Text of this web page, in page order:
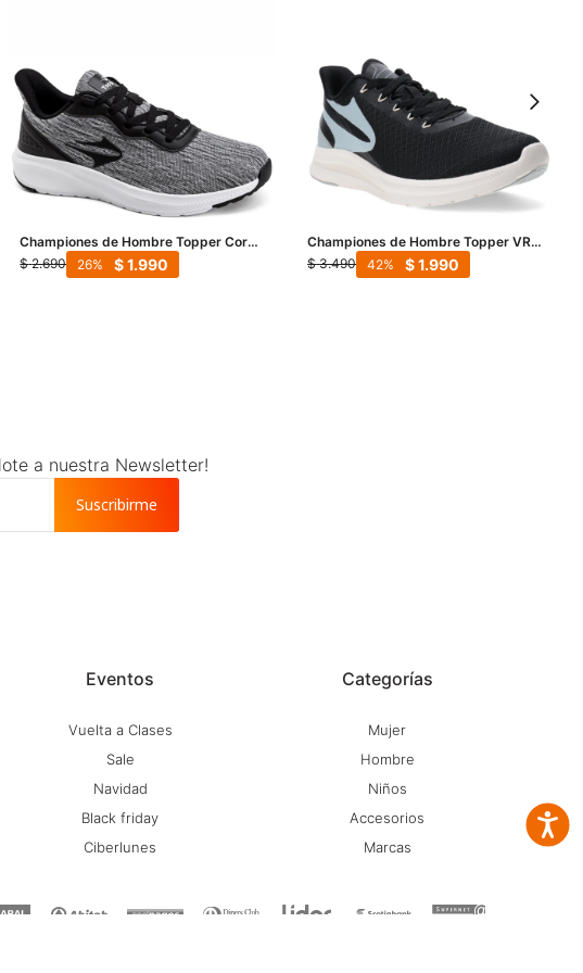
Championes de Hombre Topper Core
Running - Negro - Blanco
$ 2.690 $1.990
26
Championes de Hombre Topper VR
Speed Mns - Negro - Gris
$ 3.490 $1.990
42
Eventos
Vuelta a Clases
Sale
Navidad
Black friday
Ciberlunes
Categorías
Mujer
Hombre
Niños
Accesorios
Marcas
a nuestra Newsletter!
Suscribirme